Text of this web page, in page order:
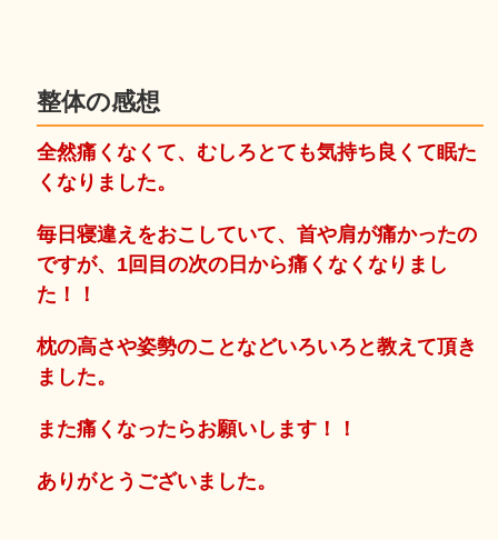
整体の感想
全然痛くなくて、むしろとても気持ち良くて眠た
くなりました。
毎日寝違えをおこしていて、首や肩が痛かったの
ですが、1回目の次の日から痛くなくなりまし
た！！
枕の高さや姿勢のことなどいろいろと教えて頂き
ました。
また痛くなったらお願いします！！
ありがとうございました。